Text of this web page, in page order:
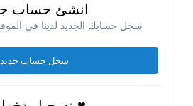
انشئ حساب
سجل حسابك الجديد لدينا في
سجل حساب جديد